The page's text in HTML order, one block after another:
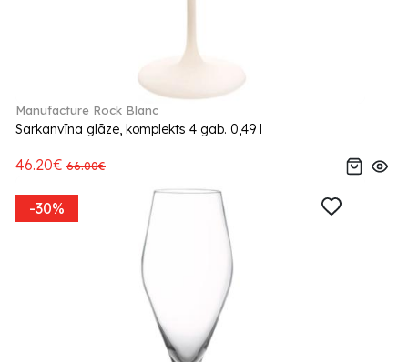
Manufacture Rock Blanc
Sarkanvīna glāze, komplekts 4 gab. 0,49 l
46.20€ 66.00€
-30%